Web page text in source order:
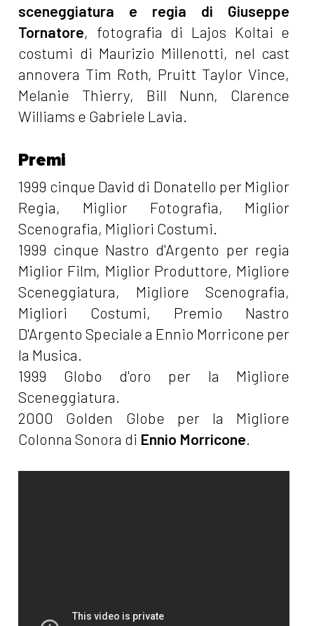
sceneggiatura e regia di Giuseppe
Tornatore, fotografia di Lajos Koltai e
costumi di Maurizio Millenotti, nel cast
annovera Tim Roth, Pruitt Taylor Vince,
Melanie Thierry, Bill Nunn, Clarence
Williams e Gabriele Lavia.
Premi
1999 cinque David di Donatello per Miglior
Regia, Miglior Fotografia, Miglior
Scenografia, Migliori Costumi.
1999 cinque Nastro d'Argento per regia
Miglior Film, Miglior Produttore, Migliore
Sceneggiatura, Migliore Scenografia,
Migliori Costumi, Premio Nastro
D'Argento Speciale a Ennio Morricone per
la Musica.
1999 Globo d'oro per la Migliore
Sceneggiatura.
2000 Golden Globe per la Migliore
Colonna Sonora di Ennio Morricone.